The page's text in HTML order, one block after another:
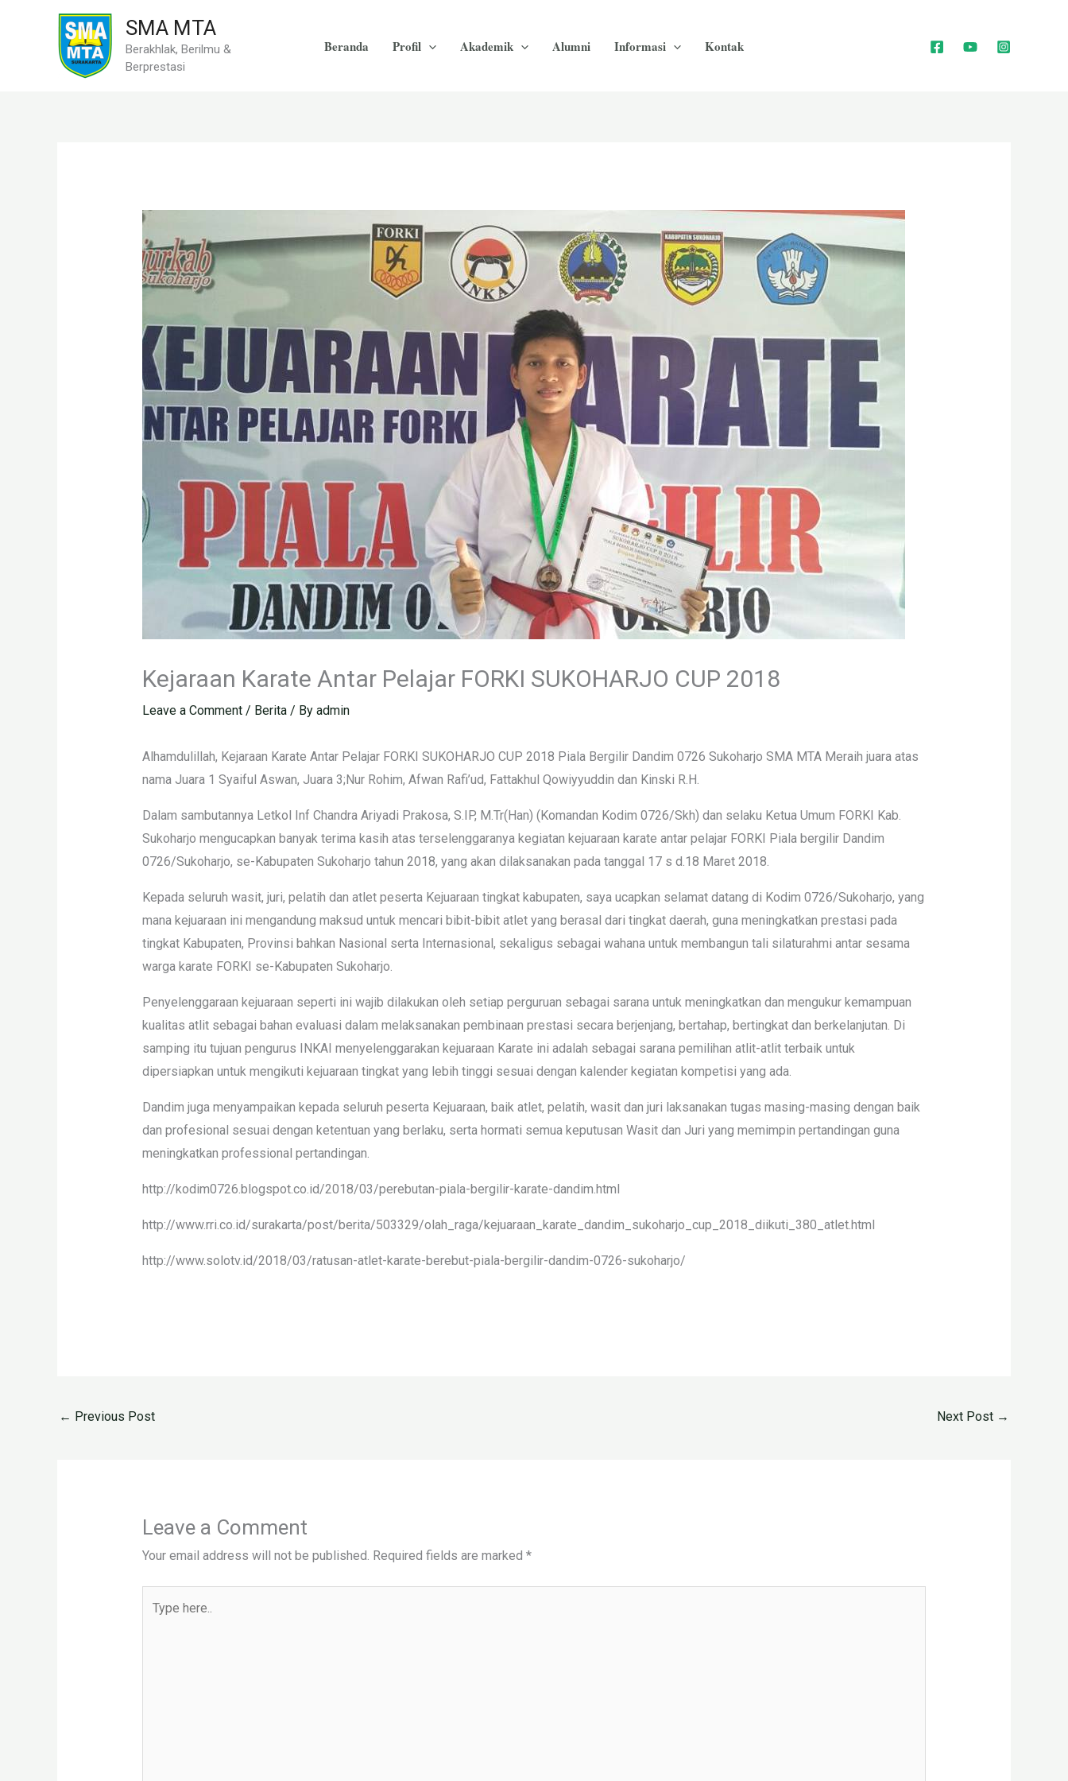
SMA MTA
Berakhlak, Berilmu &
Berprestasi
Beranda Profil Akademik Alumni Informasi Kontak
Kejaraan Karate Antar Pelajar FORKI SUKOHARJO CUP 2018
Leave a Comment / Berita/ By admin
Alhamdulillah, Kejaraan Karate Antar Pelajar FORKI SUKOHARJO CUP 2018 Piala Bergilir Dandim 0726 Sukoharjo SMA MTA Meraih juara atas
nama Juara 1 Syaiful Aswan, Juara 3;Nur Rohim, Afwan Rafi’ud, Fattakhul Qowiyyuddin dan Kinski R.H.
Dalam sambutannya Letkol Inf Chandra Ariyadi Prakosa, S.IP, M.Tr(Han) (Komandan Kodim 0726/Skh) dan selaku Ketua Umum FORKI Kab.
Sukoharjo mengucapkan banyak terima kasih atas terselenggaranya kegiatan kejuaraan karate antar pelajar FORKI Piala bergilir Dandim
0726/Sukoharjo, se-Kabupaten Sukoharjo tahun 2018, yang akan dilaksanakan pada tanggal 17 s d.18 Maret 2018.
Kepada seluruh wasit, juri, pelatih dan atlet peserta Kejuaraan tingkat kabupaten, saya ucapkan selamat datang di Kodim 0726/Sukoharjo, yang
mana kejuaraan ini mengandung maksud untuk mencari bibit-bibit atlet yang berasal dari tingkat daerah, guna meningkatkan prestasi pada
tingkat Kabupaten, Provinsi bahkan Nasional serta Internasional, sekaligus sebagai wahana untuk membangun tali silaturahmi antar sesama
warga karate FORKI se-Kabupaten Sukoharjo.
Penyelenggaraan kejuaraan seperti ini wajib dilakukan oleh setiap perguruan sebagai sarana untuk meningkatkan dan mengukur kemampuan
kualitas atlit sebagai bahan evaluasi dalam melaksanakan pembinaan prestasi secara berjenjang, bertahap, bertingkat dan berkelanjutan. Di
samping itu tujuan pengurus INKAI menyelenggarakan kejuaraan Karate ini adalah sebagai sarana pemilihan atlit-atlit terbaik untuk
dipersiapkan untuk mengikuti kejuaraan tingkat yang lebih tinggi sesuai dengan kalender kegiatan kompetisi yang ada.
Dandim juga menyampaikan kepada seluruh peserta Kejuaraan, baik atlet, pelatih, wasit dan juri laksanakan tugas masing-masing dengan baik
dan profesional sesuai dengan ketentuan yang berlaku, serta hormati semua keputusan Wasit dan Juri yang memimpin pertandingan guna
meningkatkan professional pertandingan.
http://kodim0726.blogspot.co.id/2018/03/perebutan-piala-bergilir-karate-dandim.html
http://www.rri.co.id/surakarta/post/berita/503329/olah_raga/kejuaraan_karate_dandim_sukoharjo_cup_2018_diikuti_380_atlet.html
http://www.solotv.id/2018/03/ratusan-atlet-karate-berebut-piala-bergilir-dandim-0726-sukoharjo/
← Previous Post Next Post →
Leave a Comment
Your email address will not be published. Required fields are marked *